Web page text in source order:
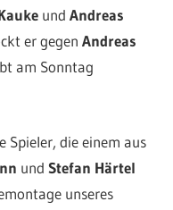
undAndreas
er gegenAndreas
am Sonntag
Spieler, die einem aus
undStefan Härtel
unseres